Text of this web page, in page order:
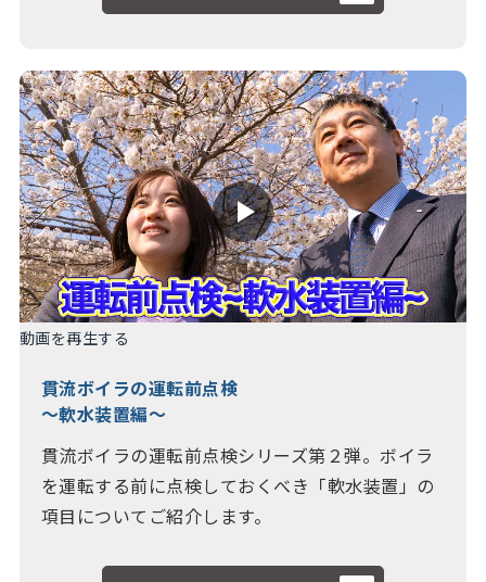
動画を再生する
貫流ボイラの運転前点検
～軟水装置編～
貫流ボイラの運転前点検シリーズ第２弾。ボイラ
を運転する前に点検しておくべき「軟水装置」の
項目についてご紹介します。